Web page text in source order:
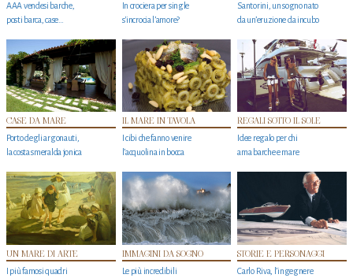
AAA vendesi barche,
posti barca, case…
In crociera per single
s'incrocia l’amore?
Santorini, un sogno nato
da un’eruzione da incubo
CASE DA MARE
Porto degli argonauti,
la costa smeralda jonica
IL MARE IN TAVOLA
I cibi che fanno venire
l’acquolina in bocca
REGALI SOTTO IL SOLE
Idee regalo per chi
ama barche e mare
UN MARE DI ARTE
I più famosi quadri
IMMAGINI DA SOGNO
Le più incredibili
STORIE E PERSONAGGI
Carlo Riva, l’ingegnere